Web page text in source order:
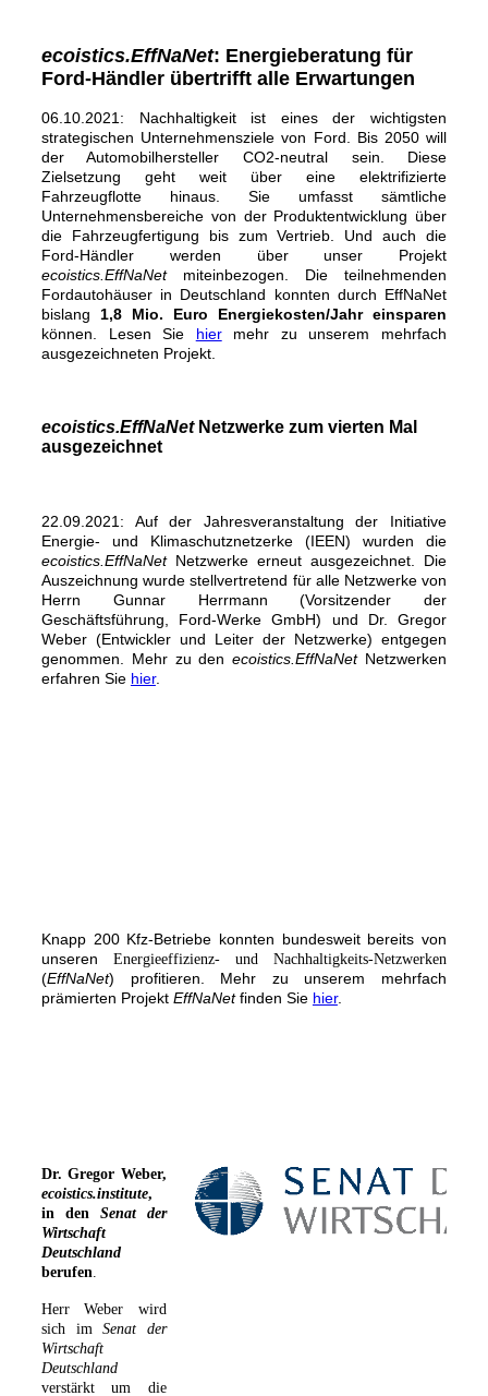
ecoistics.EffNaNet: Energieberatung für
Ford-Händler übertrifft alle Erwartungen
06.10.2021: Nachhaltigkeit ist eines der wichtigsten
strategischen Unternehmensziele von Ford. Bis 2050 will
der Automobilhersteller CO2-neutral sein. Diese
Zielsetzung geht weit über eine elektrifizierte
Fahrzeugflotte hinaus. Sie umfasst sämtliche
Unternehmensbereiche von der Produktentwicklung über
die Fahrzeugfertigung bis zum Vertrieb. Und auch die
Ford-Händler werden über unser Projekt
ecoistics.EffNaNetmiteinbezogen. Die teilnehmenden
Fordautohäuser in Deutschland konnten durch EffNaNet
bislang 1,8 Mio. Euro Energiekosten/Jahr einsparen
können. Lesen Sie hiermehr zu unserem mehrfach
ausgezeichneten Projekt.
ecoistics.EffNaNetNetzwerke zum vierten Mal
ausgezeichnet
22.09.2021: Auf der Jahresveranstaltung der Initiative
Energie- und Klimaschutznetzerke (IEEN) wurden die
ecoistics.EffNaNetNetzwerke erneut ausgezeichnet. Die
Auszeichnung wurde stellvertretend für alle Netzwerke von
Herrn Gunnar Herrmann (Vorsitzender der
Geschäftsführung, Ford-Werke GmbH) und Dr. Gregor
Weber (Entwickler und Leiter der Netzwerke) entgegen
genommen. Mehr zu denecoistics.EffNaNetNetzwerken
erfahren Sie hier.
Knapp 200 Kfz-Betriebe konnten bundesweit bereits von
unseren Energieeffizienz- und Nachhaltigkeits-Netzwerken
(EffNaNet) profitieren. Mehr zu unserem mehrfach
prämierten Projekt EffNaNetfinden Sie hier.
Dr. Gregor Weber,
ecoistics.institute,
in den Senat der
Wirtschaft
Deutschland
berufen.
Herr Weber wird
sich imSenat der
Wirtschaft
Deutschland
verstärkt um die